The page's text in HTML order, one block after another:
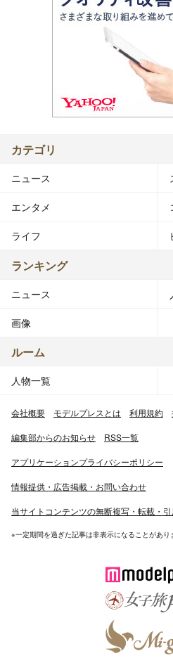
カテゴリ
ニュース
エンタメ
ライフ
ランキング
ニュース
画像
ルーム
人物一覧
会社概要 モデルプレスとは 利用規約
編集部からのお知らせ RSS一覧
アプリケーションプライバシーポリシー
情報提供・広告掲載・お問い合わせ
当サイトコンテンツの無断複写・転載・
※一定期間を過ぎた記事は非表示になることがあり